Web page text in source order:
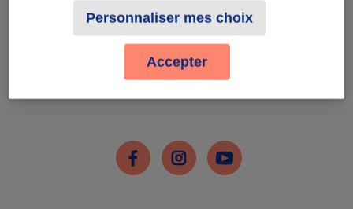
Me connecter
FacebookInstagramYoutube
Personnaliser mes choix
Accepter